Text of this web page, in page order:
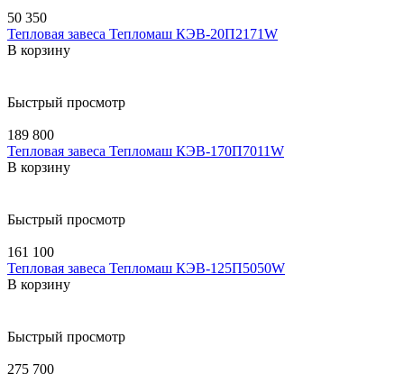
50 350
Тепловая завеса Тепломаш КЭВ-20П2171W
В корзину
Быстрый просмотр
189 800
Тепловая завеса Тепломаш КЭВ-170П7011W
В корзину
Быстрый просмотр
161 100
Тепловая завеса Тепломаш КЭВ-125П5050W
В корзину
Быстрый просмотр
275 700